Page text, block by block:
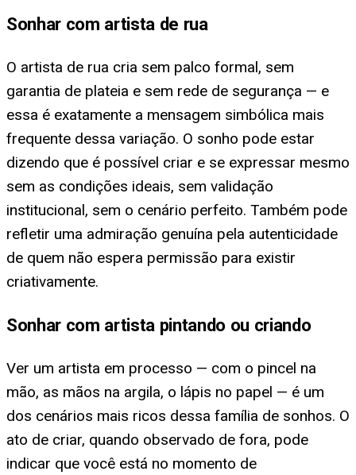
Sonhar com artista de rua
O artista de rua cria sem palco formal, sem
garantia de plateia e sem rede de segurança — e
essa é exatamente a mensagem simbólica mais
frequente dessa variação. O sonho pode estar
dizendo que é possível criar e se expressar mesmo
sem as condições ideais, sem validação
institucional, sem o cenário perfeito. Também pode
refletir uma admiração genuína pela autenticidade
de quem não espera permissão para existir
criativamente.
Sonhar com artista pintando ou criando
Ver um artista em processo — com o pincel na
mão, as mãos na argila, o lápis no papel — é um
dos cenários mais ricos dessa família de sonhos. O
ato de criar, quando observado de fora, pode
indicar que você está no momento de